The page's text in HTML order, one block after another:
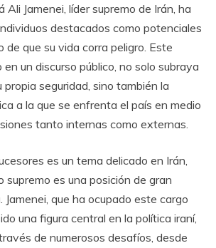
Ali Jamenei, líder supremo de Irán, ha
destacados como potenciales
de que su vida corra peligro. Este
en un discurso público, no solo subraya
propia seguridad, sino también la
a la que se enfrenta el país en medio
tanto internas como externas.
es un tema delicado en Irán,
supremo es una posición de gran
Jamenei, que ha ocupado este cargo
una figura central en la política iraní,
de numerosos desafíos, desde